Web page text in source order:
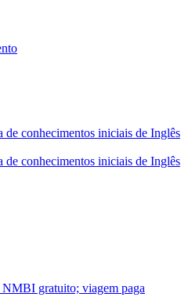
de conhecimentos iniciais de Inglês
de conhecimentos iniciais de Inglês
gratuito; viagem paga